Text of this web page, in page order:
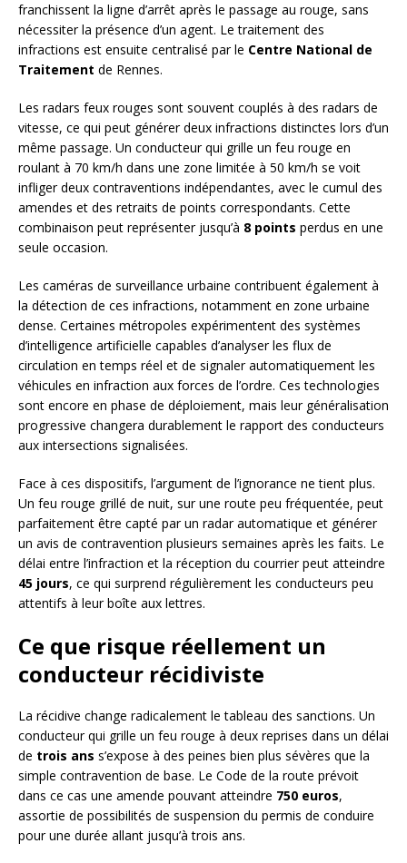
franchissent la ligne d’arrêt après le passage au rouge, sans
nécessiter la présence d’un agent. Le traitement des
infractions est ensuite centralisé par le Centre National de
Traitement de Rennes.
Les radars feux rouges sont souvent couplés à des radars de
vitesse, ce qui peut générer deux infractions distinctes lors d’un
même passage. Un conducteur qui grille un feu rouge en
roulant à 70 km/h dans une zone limitée à 50 km/h se voit
infliger deux contraventions indépendantes, avec le cumul des
amendes et des retraits de points correspondants. Cette
combinaison peut représenter jusqu’à 8 points perdus en une
seule occasion.
Les caméras de surveillance urbaine contribuent également à
la détection de ces infractions, notamment en zone urbaine
dense. Certaines métropoles expérimentent des systèmes
d’intelligence artificielle capables d’analyser les flux de
circulation en temps réel et de signaler automatiquement les
véhicules en infraction aux forces de l’ordre. Ces technologies
sont encore en phase de déploiement, mais leur généralisation
progressive changera durablement le rapport des conducteurs
aux intersections signalisées.
Face à ces dispositifs, l’argument de l’ignorance ne tient plus.
Un feu rouge grillé de nuit, sur une route peu fréquentée, peut
parfaitement être capté par un radar automatique et générer
un avis de contravention plusieurs semaines après les faits. Le
délai entre l’infraction et la réception du courrier peut atteindre
45 jours, ce qui surprend régulièrement les conducteurs peu
attentifs à leur boîte aux lettres.
Ce que risque réellement un
conducteur récidiviste
La récidive change radicalement le tableau des sanctions. Un
conducteur qui grille un feu rouge à deux reprises dans un délai
de trois ans s’expose à des peines bien plus sévères que la
simple contravention de base. Le Code de la route prévoit
dans ce cas une amende pouvant atteindre 750 euros,
assortie de possibilités de suspension du permis de conduire
pour une durée allant jusqu’à trois ans.